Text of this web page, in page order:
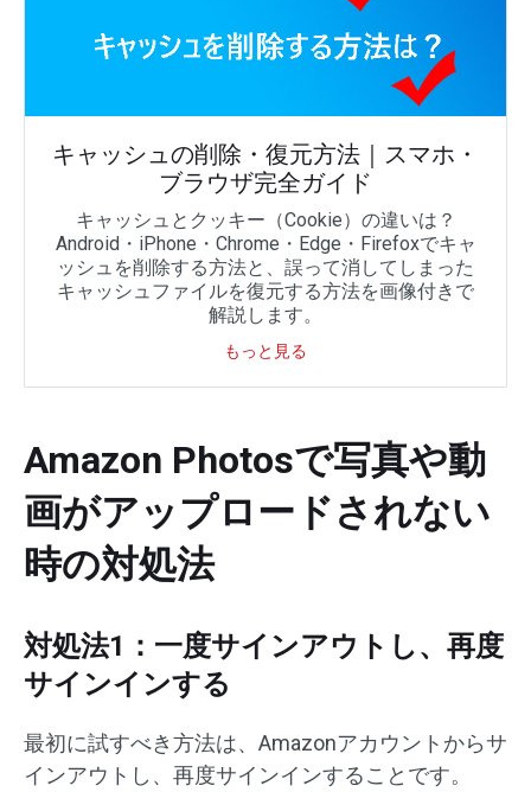
キャッシュの削除・復元方法｜スマホ・
ブラウザ完全ガイド
キャッシュとクッキー（Cookie）の違いは？
Android・iPhone・Chrome・Edge・Firefoxでキャ
ッシュを削除する方法と、誤って消してしまった
キャッシュファイルを復元する方法を画像付きで
解説します。
もっと見る
Amazon Photosで写真や動
画がアップロードされない
時の対処法
対処法1：一度サインアウトし、再度
サインインする
最初に試すべき方法は、Amazonアカウントからサ
インアウトし、再度サインインすることです。